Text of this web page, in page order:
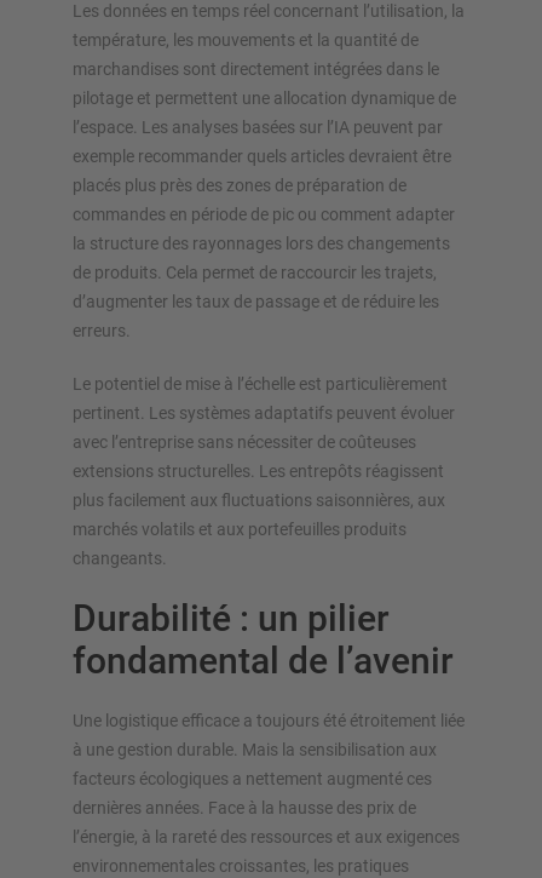
Les données en temps réel concernant l’utilisation, la
température, les mouvements et la quantité de
marchandises sont directement intégrées dans le
pilotage et permettent une allocation dynamique de
l’espace. Les analyses basées sur l’IA peuvent par
exemple recommander quels articles devraient être
placés plus près des zones de préparation de
commandes en période de pic ou comment adapter
la structure des rayonnages lors des changements
de produits. Cela permet de raccourcir les trajets,
d’augmenter les taux de passage et de réduire les
erreurs.
Le potentiel de mise à l’échelle est particulièrement
pertinent. Les systèmes adaptatifs peuvent évoluer
avec l’entreprise sans nécessiter de coûteuses
extensions structurelles. Les entrepôts réagissent
plus facilement aux fluctuations saisonnières, aux
marchés volatils et aux portefeuilles produits
changeants.
Durabilité : un pilier
fondamental de l’avenir
Une logistique efficace a toujours été étroitement liée
à une gestion durable. Mais la sensibilisation aux
facteurs écologiques a nettement augmenté ces
dernières années. Face à la hausse des prix de
l’énergie, à la rareté des ressources et aux exigences
environnementales croissantes, les pratiques